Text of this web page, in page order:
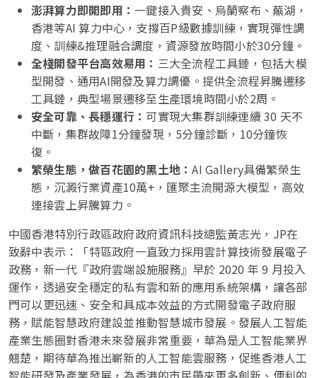
澎湃算力即開即用 ： 一鍵接入貴安、烏蘭察布、蕪湖，
香港等AI 算力中心，支撐百P級數據訓練，實現彈性調
度、訓練&推理融合調度，資源發放時間小於30分鐘。
全棧開發平台高效易用 ： 三大全流程工具鏈，包括大模
型開發、通用AI開發及算力調優。提供全流程昇騰遷移
工具鏈，典型場景遷移至生產環境時間小於2周。
安全可靠、長穩運行 ： 可實現大集群訓練連續 30 天不
中斷，集群故障1分鐘發現，5分鐘診斷，10分鐘恢
復。
繁榮生態，做百花園的黑土地 ：AI Gallery具備繁榮生
態 ，沉澱行業資產10萬+ ， 匯聚主流開源大模型，高效
連接雲上昇騰算力。
中國香港特別行政區政府政府資訊科技總監黃志光，JP在
致辭中表示：「特區政府一直致力採用雲計算技術發展電子
政務，新一代 『政府雲端設施服務』 早於 2020 年 9 月投入
運作，透過安全穩定的私有雲和新的應用系統架構，讓各部
門可以更迅速、安全和具成本效益的方式開發電子政府服
務，賦能智慧政府建設並推動智慧城市發展。發展人工智能
產業生態圈對香港未來發展非常重要，華為是人工智能業界
翹楚，期待華為推出嶄新的人工智能雲服務，促進香港人工